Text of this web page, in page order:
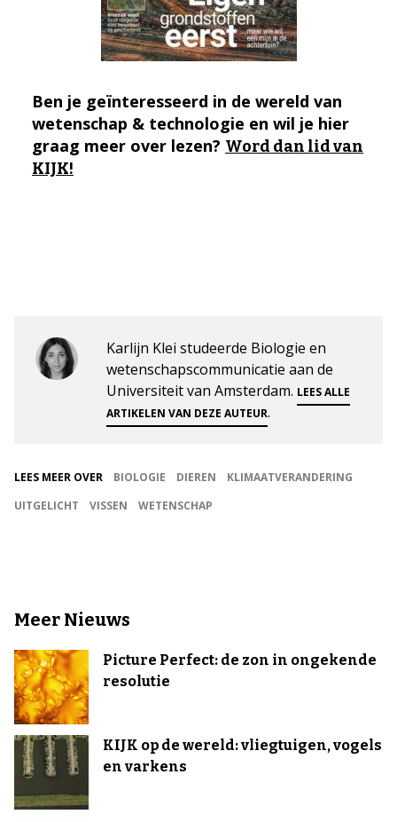
Ben je geïnteresseerd in de wereld van
wetenschap & technologie en wil je hier
graag meer over lezen? Word dan lid van
KIJK!
Karlijn Klei studeerde Biologie en
wetenschapscommunicatie aan de
Universiteit van Amsterdam. LEES ALLE
ARTIKELEN VAN DEZE AUTEUR.
LEES MEER OVER BIOLOGIE DIEREN
KLIMAATVERANDERING
UITGELICHT
VISSEN WETENSCHAP
Meer Nieuws
Picture Perfect: de zon in ongekende
resolutie
KIJK op de wereld: vliegtuigen, vogels
en varkens